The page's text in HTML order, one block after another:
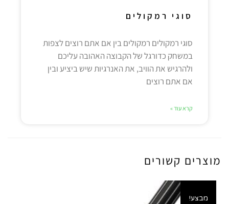
סוגי רמקולים
סוגי רמקולים רמקולים בין אם אתם רוצים לצפות
במשחק כדורגל של הקבוצה האהובה עליכם
ולהרגיש את הוויב, את האנרגיות שיש ביציע ובין
אם אתם רוצים
קרא עוד »
מוצרים קשורים
מבצע!